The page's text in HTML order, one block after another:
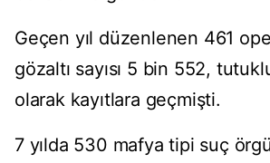
Geçen yıl düzenlenen 461
gözaltı sayısı 5 bin 552,
olarak kayıtlara geçmişti.
7 yılda 530 mafya tipi suç